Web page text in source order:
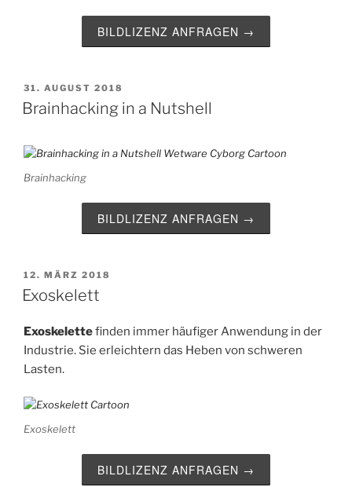
BILDLIZENZ ANFRAGEN →
VERÖFFENTLICHT
AM
31. AUGUST 2018
Brainhacking in a Nutshell
Brainhacking
BILDLIZENZ ANFRAGEN →
VERÖFFENTLICHT
AM
12. MÄRZ 2018
Exoskelett
Exoskelettefinden immer häufiger Anwendung in der
Industrie. Sie erleichtern das Heben von schweren
Lasten.
Exoskelett
BILDLIZENZ ANFRAGEN →